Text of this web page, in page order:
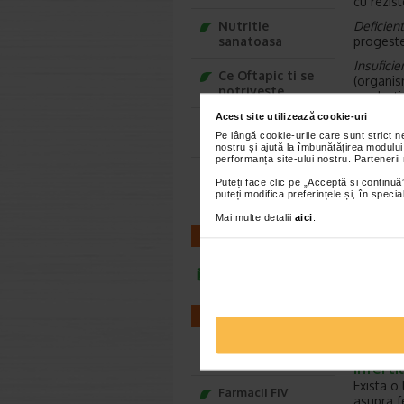
Acest site utilizează cookie-uri
Pe lângă cookie-urile care sunt strict
nostru și ajută la îmbunătățirea
performanța site-ului nostru.
Puteți face clic pe „Acceptă si
puteți modifica preferințele și, în
Mai multe detalii aici
Cuprins
Alte
Exista
Nutritie
sanatoasa
Ce Oftapic ti se
potriveste
Adora – Adorabili
din prima clipa
Baylis&Harding
FARMACII
Farmacii NON-STOP
Farmacii FIV